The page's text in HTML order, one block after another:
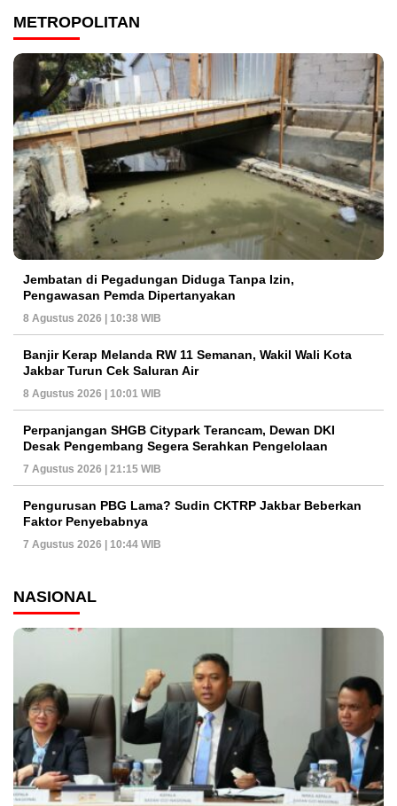
METROPOLITAN
Jembatan di Pegadungan Diduga Tanpa Izin,
Pengawasan Pemda Dipertanyakan
8 Agustus 2026 | 10:38 WIB
Banjir Kerap Melanda RW 11 Semanan, Wakil Wali Kota
Jakbar Turun Cek Saluran Air
8 Agustus 2026 | 10:01 WIB
Perpanjangan SHGB Citypark Terancam, Dewan DKI
Desak Pengembang Segera Serahkan Pengelolaan
7 Agustus 2026 | 21:15 WIB
Pengurusan PBG Lama? Sudin CKTRP Jakbar Beberkan
Faktor Penyebabnya
7 Agustus 2026 | 10:44 WIB
NASIONAL